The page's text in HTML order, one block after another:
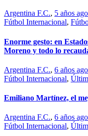
Argentina F.C., 5 años ago
Fútbol Internacional,
Enorme gesto: en
Moreno y todo lo
Argentina F.C., 6 años ago
Fútbol Internacional,
Emiliano Martínez, el
Argentina F.C., 6 años ago
Fútbol Internacional,